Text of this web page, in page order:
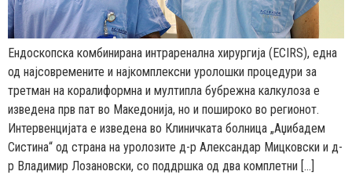
Ендоскопска комбинирана интраренална хирургија (ECIRS), една
од најсовремените и најкомплексни уролошки процедури за
третман на коралиформна и мултипла бубрежна калкулоза е
изведена прв пат во Македонија, но и пошироко во регионот.
Интервенцијата е изведена во Клиничката болница „Аџибадем
Систина“ од страна на уролозите д-р Александар Мицковски и д-
р Владимир Лозановски, со поддршка од два комплетни […]